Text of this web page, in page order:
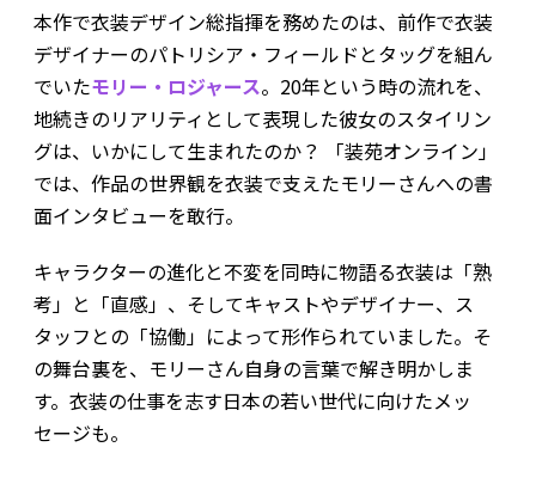
本作で衣装デザイン総指揮を務めたのは、前作で衣装
デザイナーのパトリシア・フィールドとタッグを組ん
でいたモリー・ロジャース。20年という時の流れを、
地続きのリアリティとして表現した彼女のスタイリン
グは、いかにして生まれたのか？ 「装苑オンライン」
では、作品の世界観を衣装で支えたモリーさんへの書
面インタビューを敢行。
キャラクターの進化と不変を同時に物語る衣装は「熟
考」と「直感」、そしてキャストやデザイナー、ス
タッフとの「協働」によって形作られていました。そ
の舞台裏を、モリーさん自身の言葉で解き明かしま
す。衣装の仕事を志す日本の若い世代に向けたメッ
セージも。